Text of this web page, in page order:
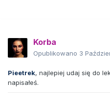
Korba
Opublikowano 3
Pieetrek, najlepiej udaj się do
napisałeś.